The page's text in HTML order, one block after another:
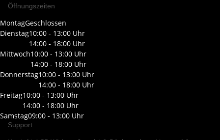
Öffnungszeiten
MontagGeschlossen
Dienstag10:00 - 13:00 Uhr
14:00 - 18:00 Uhr
Mittwoch10:00 - 13:00 Uhr
14:00 - 18:00 Uhr
Donnerstag10:00 - 13:00 Uhr
14:00 - 18:00 Uhr
Freitag10:00 - 13:00 Uhr
14:00 - 18:00 Uhr
Samstag09:00 - 13:00 Uhr
Support